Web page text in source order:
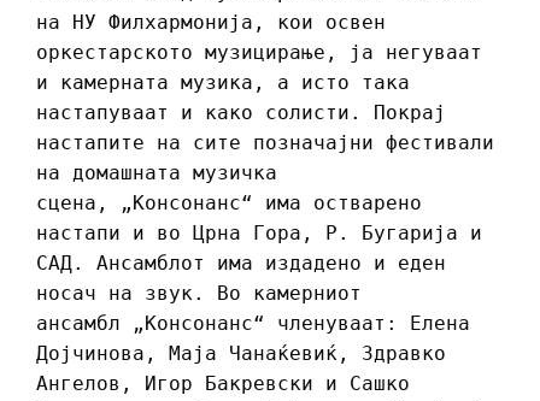
на НУ Филхармонија, кои освен
оркестарското музицирање, ја негуваат
и камерната музика, а исто така
настапуваат и како солисти. Покрај
настапите на сите позначајни фестивали
на домашната музичка
сцена, „Консонанс“ има остварено
настапи и во Црна Гора, Р. Бугарија и
САД. Ансамблот има издадено и еден
носач на звук. Во камерниот
ансамбл „Консонанс“ членуваат: Елена
Дојчинова, Маја Чанаќевиќ, Здравко
Ангелов, Игор Бакревски и Сашко